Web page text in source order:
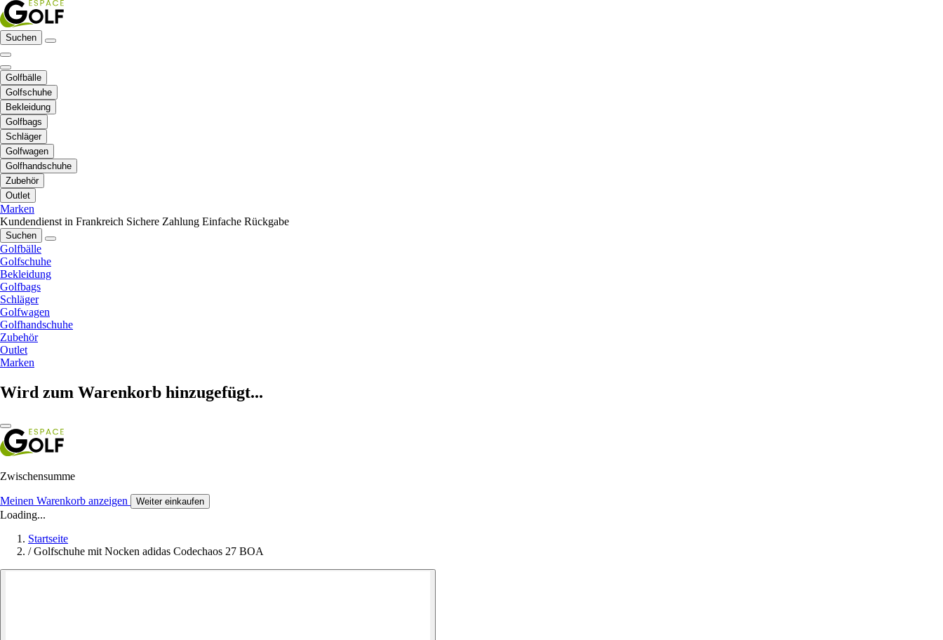
Suchen
Golfbälle
Golfschuhe
Bekleidung
Golfbags
Schläger
Golfwagen
Golfhandschuhe
Zubehör
Outlet
Marken
Kundendienst in Frankreich Sichere Zahlung Einfache Rückgabe
Suchen
Golfbälle
Golfschuhe
Bekleidung
Golfbags
Schläger
Golfwagen
Golfhandschuhe
Zubehör
Outlet
Marken
Wird zum Warenkorb hinzugefügt...
Zwischensumme
Meinen Warenkorb anzeigen Weiter einkaufen
Loading...
Startseite
/ Golfschuhe mit Nocken adidas Codechaos 27 BOA